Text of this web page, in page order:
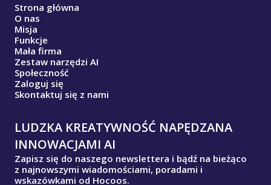
Strona główna
O nas
Misja
Funkcje
Mała firma
Zestaw narzędzi AI
Społeczność
Zaloguj się
Skontaktuj się z nami
LUDZKA KREATYWNOŚĆ NAPĘDZANA
INNOWACJAMI AI
Zapisz się do naszego newslettera i bądź na bieżąco
z najnowszymi wiadomościami, poradami i
wskazówkami od Hocoos.